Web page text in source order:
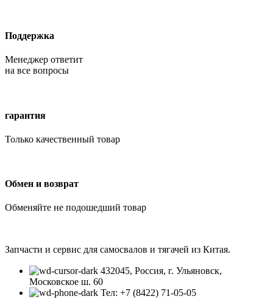
Поддержка
Менеджер ответит
на все вопросы
гарантия
Только качественный товар
Обмен и возврат
Обменяйте не подошедший товар
Запчасти и сервис для самосвалов и тягачей из Китая.
432045, Россия, г. Ульяновск,
Московское ш. 60
Тел: +7 (8422) 71-05-05